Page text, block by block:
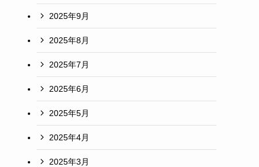
2025年9月
2025年8月
2025年7月
2025年6月
2025年5月
2025年4月
2025年3月